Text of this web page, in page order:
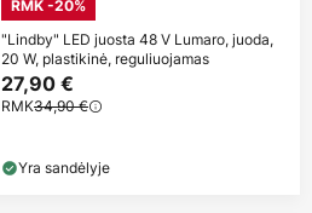
RMK -20%
"Lindby" LED juosta 48 V Lumaro, juoda,
20 W, plastikinė, reguliuojamas
27,90 €
RMK34,90 €
Yra sandėlyje